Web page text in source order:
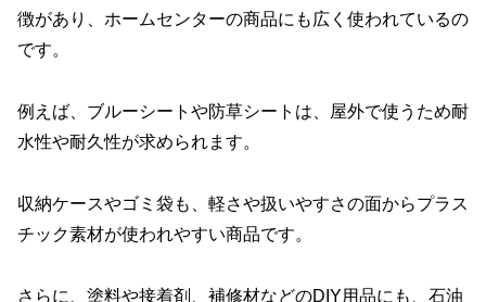
徴があり、ホームセンターの商品にも広く使われているの
です。
例えば、ブルーシートや防草シートは、屋外で使うため耐
水性や耐久性が求められます。
収納ケースやゴミ袋も、軽さや扱いやすさの面からプラス
チック素材が使われやすい商品です。
さらに、塗料や接着剤、補修材などのDIY用品にも、石油